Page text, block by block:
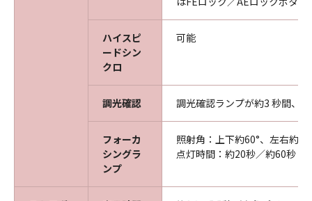
ハイスピ
ードシン
クロ
可能
調光確認 調光確認ランプが約3 秒間、
フォーカ
シングラ
ンプ
照射角：上下約60°、左右約
点灯時間：約20秒／約60秒 切